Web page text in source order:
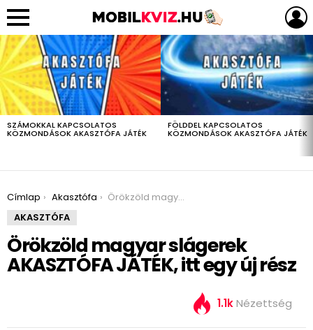
LEGUTÓBBIAK
SZÁMOKKAL KAPCSOLATOS
KÖZMONDÁSOK AKASZTÓFA JÁTÉK
FÖLDDEL KAPCSOLATOS
KÖZMONDÁSOK AKASZTÓFA JÁTÉK
You are here:
Címlap Akasztófa
Örökzöld magyar slágerek AKASZTÓFA JÁTÉK, itt egy új rész
AKASZTÓFA
Örökzöld magyar slágerek
AKASZTÓFA JÁTÉK, itt egy új rész
1.1kNézettség